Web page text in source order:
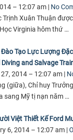
– 12:07 am | No
Trịnh Xuân Thuận
Virginia hôm thứ …
Đào Tạo Lực Lượng
and Salvage
2014 – 12:07 am |
(giữa), Chỉ huy
sang Mỹ tị nạn năm …
Việt Thiết Kế Ford
6, 2014 – 12:07 am |